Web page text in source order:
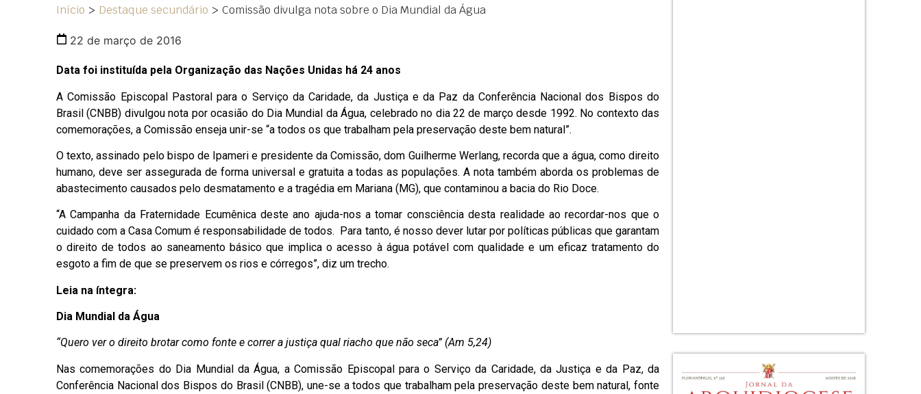
Início > Destaque secundário > Comissão divulga nota sobre o Dia Mundial da Água
22 de março de 2016
Data foi instituída pela Organização das Nações Unidas há 24 anos
A Comissão Episcopal Pastoral para o Serviço da Caridade, da Justiça e da Paz da Conferência Nacional dos Bispos do
Brasil (CNBB) divulgou nota por ocasião do Dia Mundial da Água, celebrado no dia 22 de março desde 1992. No contexto das
comemorações, a Comissão enseja unir-se “a todos os que trabalham pela preservação deste bem natural”.
O texto, assinado pelo bispo de Ipameri e presidente da Comissão, dom Guilherme Werlang, recorda que a água, como direito
humano, deve ser assegurada de forma universal e gratuita a todas as populações. A nota também aborda os problemas de
abastecimento causados pelo desmatamento e a tragédia em Mariana (MG), que contaminou a bacia do Rio Doce.
“A Campanha da Fraternidade Ecumênica deste ano ajuda-nos a tomar consciência desta realidade ao recordar-nos que o
cuidado com a Casa Comum é responsabilidade de todos. Para tanto, é nosso dever lutar por políticas públicas que garantam
o direito de todos ao saneamento básico que implica o acesso à água potável com qualidade e um eficaz tratamento do
esgoto a fim de que se preservem os rios e córregos”, diz um trecho.
Leia na íntegra:
Dia Mundial da Água
“Quero ver o direito brotar como fonte e correr a justiça qual riacho que não seca” (Am 5,24)
Nas comemorações do Dia Mundial da Água, a Comissão Episcopal para o Serviço da Caridade, da Justiça e da Paz, da
Conferência Nacional dos Bispos do Brasil (CNBB), une-se a todos que trabalham pela preservação deste bem natural, fonte